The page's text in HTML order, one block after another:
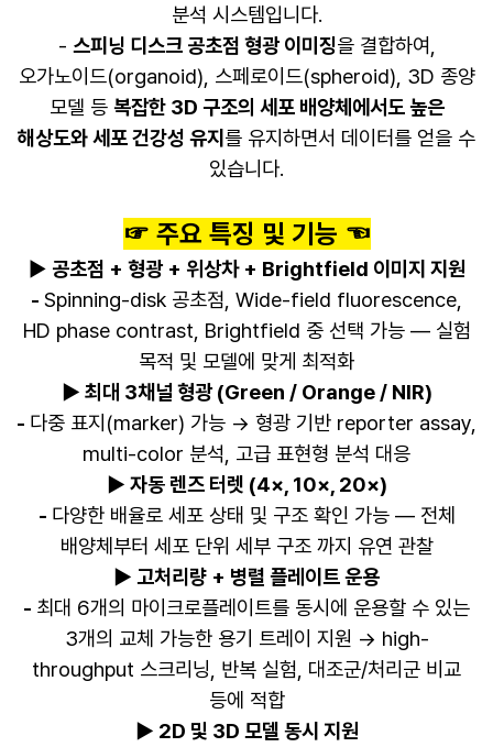
분석 시스템입니다.
- 스피닝 디스크 공초점 형광 이미징을 결합하여,
오가노이드(organoid), 스페로이드(spheroid), 3D 종양
모델 등 복잡한 3D 구조의 세포 배양체에서도 높은
해상도와 세포 건강성 유지 를 유지하면서 데이터를 얻을 수
있습니다.
☞ 주요 특징 및 기능 ☜
▶ 공초점 + 형광 + 위상차 + Brightfield 이미지 지원
- Spinning-disk 공초점, Wide-field fluorescence,
HD phase contrast, Brightfield 중 선택 가능 — 실험
목적 및 모델에 맞게 최적화
▶ 최대 3채널 형광 (Green / Orange / NIR)
- 다중 표지(marker) 가능 → 형광 기반 reporter assay,
multi-color 분석, 고급 표현형 분석 대응
▶ 자동 렌즈 터렛 (4×, 10×, 20×)
- 다양한 배율로 세포 상태 및 구조 확인 가능 — 전체
배양체부터 세포 단위 세부 구조 까지 유연 관찰
▶ 고처리량 + 병렬 플레이트 운용
- 최대 6개의 마이크로플레이트를 동시에 운용할 수 있는
3개의 교체 가능한 용기 트레이 지원 → high-
throughput 스크리닝, 반복 실험, 대조군/처리군 비교
등에 적합
▶ 2D 및 3D 모델 동시 지원